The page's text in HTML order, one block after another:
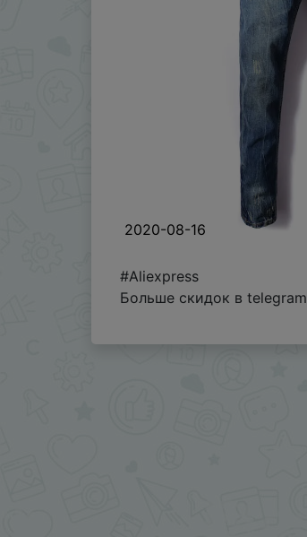
2020-08-16
#Aliexpress
Больше скидок в telegram